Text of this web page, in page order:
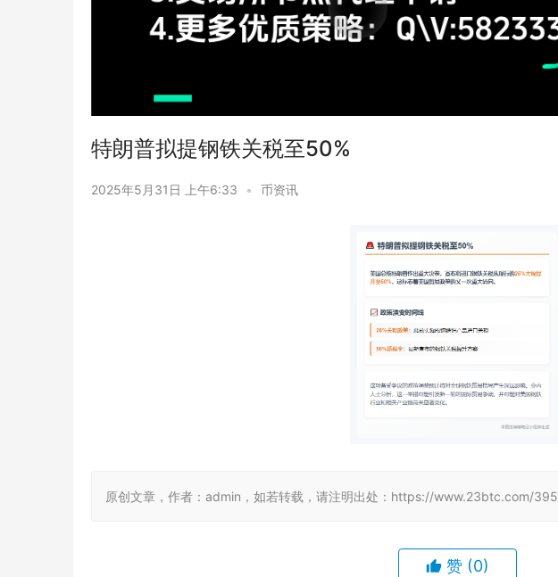
特朗普拟提钢铁关税至50%
2025年5月31日 上午6:33 • 币资讯
原创文章，作者：admin，如若转载，请注明出处：https://www.23btc.com/
赞 (0)